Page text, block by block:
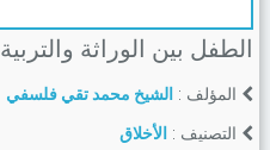
الطفل بين الوراثة والتربية
المؤلف : الشيخ محمد تقي فلسفي
التصنيف : الأخلاق